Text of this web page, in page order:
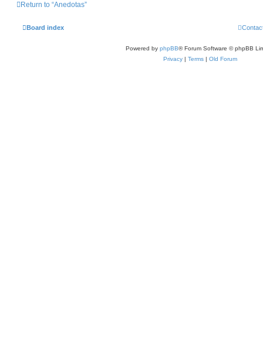
Return to “Anedotas”
Board index
Powered by phpBB® Forum Software © phpBB
Privacy| Terms| Old Forum